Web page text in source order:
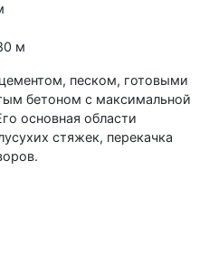
м
песком, готовыми
бетоном с максимальной
основная области
стяжек, перекачка